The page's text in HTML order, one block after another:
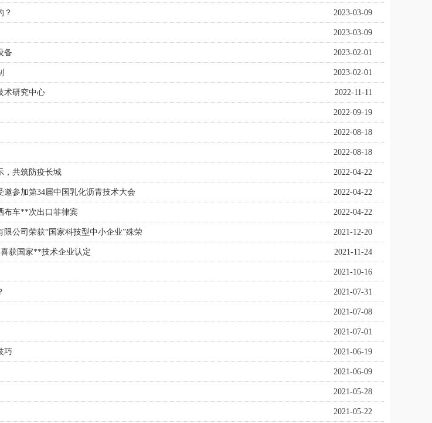
？ 2023-03-09
2023-03-09
备 2023-02-01
2023-02-01
术研究中心 2022-11-11
2022-09-19
2022-08-18
2022-08-18
，共筑防疫长城 2022-04-22
参加第34届中国乳化沥青技术大会 2022-04-22
布车**次出口菲律宾 2022-04-22
公司荣获“国家科技型中小企业”殊荣 2021-12-20
获国家**技术企业认定 2021-11-24
2021-10-16
2021-07-31
2021-07-08
2021-07-01
巧 2021-06-19
2021-06-09
2021-05-28
2021-05-22